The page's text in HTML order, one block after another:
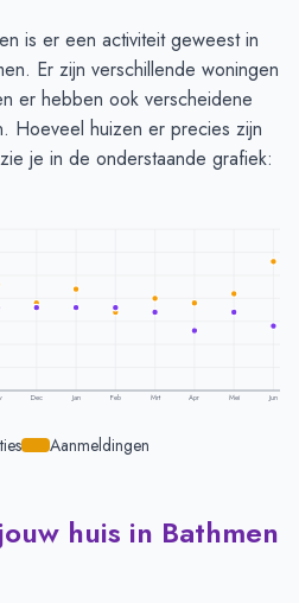
is er een activiteit geweest in
Er zijn verschillende woningen
er hebben ook verscheidene
Hoeveel huizen er precies zijn
je in de onderstaande grafiek:
Dec Jan Feb Mrt Apr Mei Jun
Aanmeldingen
per maand - Bathmen
huis in Bathmen